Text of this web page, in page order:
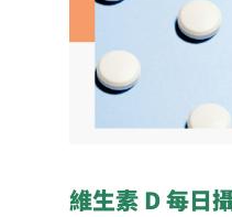
維生素 D 每日